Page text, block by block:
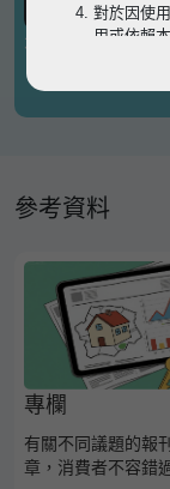
有關凶宅
參考資料
專欄
有關不同議題的報
章，消費者不容錯
對於因使
用或依賴
瀏